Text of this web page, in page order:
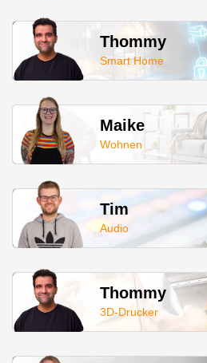
Thommy
Smart Home
Maike
Wohnen
Tim
Audio
Thommy
3D-Drucker